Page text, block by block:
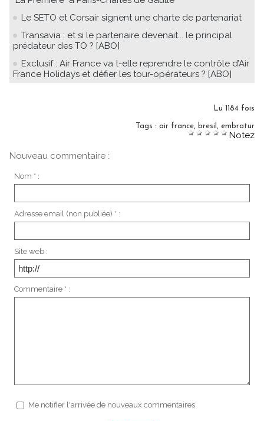
Le SETO et Corsair signent une charte de partenariat
Transavia : et si le partenaire devenait... le principal
prédateur des TO ? [ABO]
Exclusif : Air France va t-elle reprendre le contrôle d’Air
France Holidays et défier les tour-opérateurs ? [ABO]
Lu 1184 fois
Tags : air france bresil embratur
Notez
Nouveau commentaire :
Nom * :
Adresse email (non publiée) * :
Site web :
Commentaire * :
Me notifier l'arrivée de nouveaux commentaires